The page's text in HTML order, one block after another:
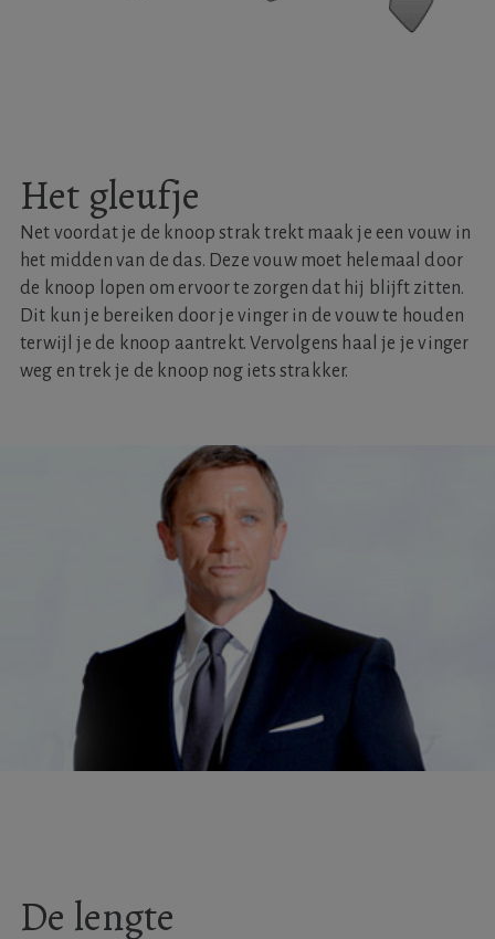
Het gleufje
Net voordat je de knoop strak trekt maak je een vouw in
het midden van de das. Deze vouw moet helemaal door
de knoop lopen om ervoor te zorgen dat hij blijft zitten.
Dit kun je bereiken door je vinger in de vouw te houden
terwijl je de knoop aantrekt. Vervolgens haal je je vinger
weg en trek je de knoop nog iets strakker.
De lengte